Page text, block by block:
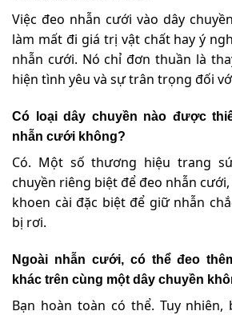
Việc đeo nhẫn cưới vào dây
làm mất đi giá trị vật chất hay ý
nhẫn cưới. Nó chỉ đơn thuần là
hiện tình yêu và sự trân trọng đối
Có loại dây chuyền nào được
nhẫn cưới không?
Có. Một số thương hiệu trang
chuyền riêng biệt để đeo nhẫn
khoen cài đặc biệt để giữ nhẫn
bị rơi.
Ngoài nhẫn cưới, có thể đeo
khác trên cùng một dây chuyền
Bạn hoàn toàn có thể. Tuy